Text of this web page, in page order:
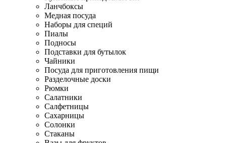
Ланчбоксы
Медная посуда
Наборы для специй
Пиалы
Подносы
Подставки для бутылок
Чайники
Посуда для приготовления пищи
Разделочные доски
Рюмки
Салатники
Салфетницы
Сахарницы
Солонки
Стаканы